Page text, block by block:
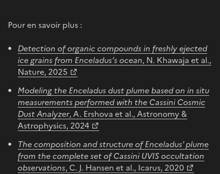
Pour en savoir plus :
Detection of organic compounds in freshly ejected
ice grains from Enceladus’s ocean, N. Khawaja et al.,
Nature, 2025
Modeling the Enceladus dust plume based on in situ
measurements performed with the Cassini Cosmic
Dust Analyzer, A. Ershova et al., Astronomy &
Astrophysics, 2024
The composition and structure of Enceladus' plume
from the complete set of Cassini UVIS occultation
observations, C. J. Hansen et al., Icarus, 2020